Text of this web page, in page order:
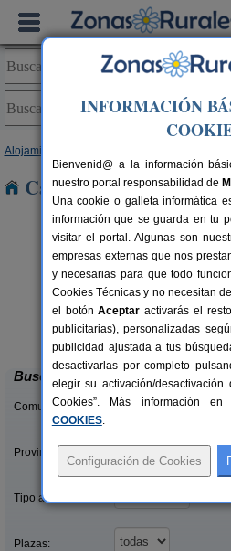
Alojamientos
Casas Rurales cerca
La Molinera Etxea
Samaniego (Álava)
Buscar
Comunidades:
Provincias/Islas:
Tipo alquiler:
Plazas:
INFORMACIÓN
Bienvenid@ a la información
nuestro portal responsabilidad de
Una cookie o galleta informática
información que se guarda en tu
visitar el portal. Algunas son
empresas externas que nos
y necesarias para que todo
Cookies Técnicas y no necesitan
el botónAceptar activarás el
publicitarias), personalizadas
publicidad ajustada a tus
desactivarlas por completo
elegir su activación/desactivación
Cookies”. Más información en
COOKIES.